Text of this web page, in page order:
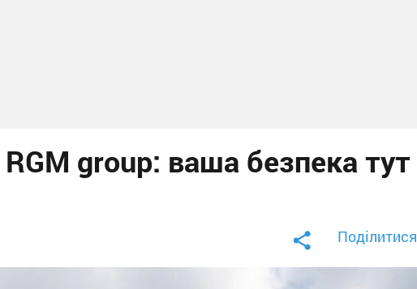
group: ваша безпека тут
Поділитися